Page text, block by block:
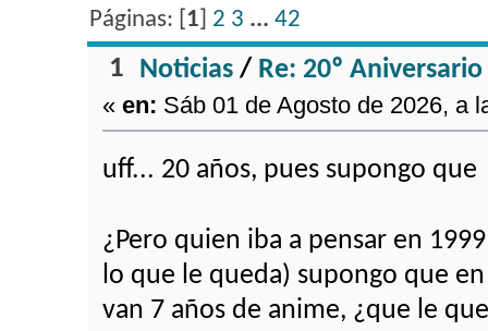
Páginas: [ 1 2 3 ... 42
1 Noticias/ Re: 20º Aniversario
«en: Sáb 01 de Agosto de 2026, a
uff... 20 años, pues supongo que
¿Pero quien iba a pensar en
lo que le queda) supongo que
van 7 años de anime, ¿que le